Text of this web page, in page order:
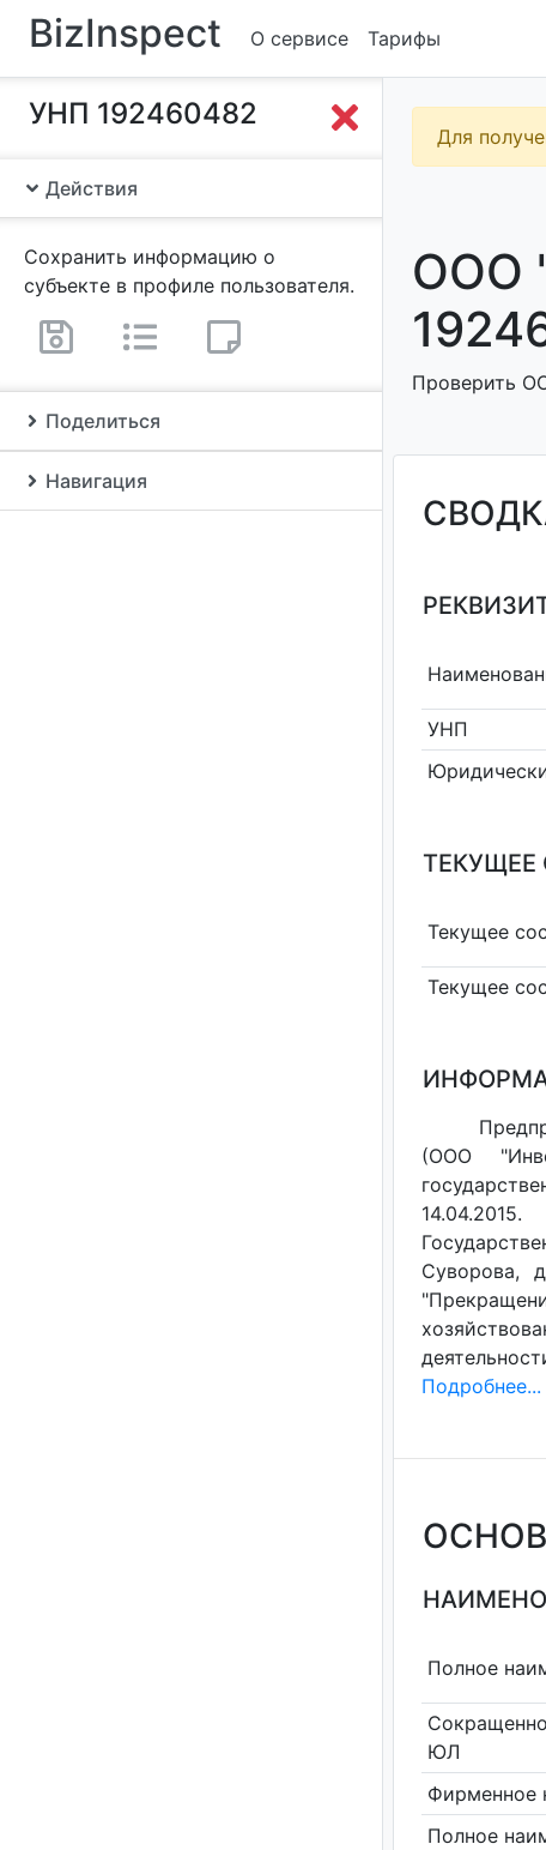
BizInspect О сервисе Тарифы
УНП 192460482
Действия
Сохранить информацию о
субъекте в профиле пользователя.
Поделиться
Навигация
Для
ООО
Проверить
УНП
Текущее
Текущее
(ООО
Суворова,
Подробнее...
Полное
ЮЛ
Фирменное
Полное